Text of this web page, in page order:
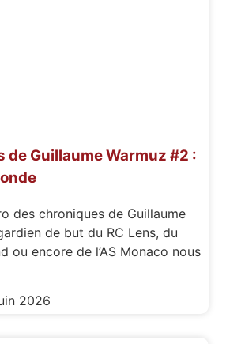
de Guillaume Warmuz #2 :
des chroniques de Guillaume
de but du RC Lens, du
ou encore de l’AS Monaco nous
2026